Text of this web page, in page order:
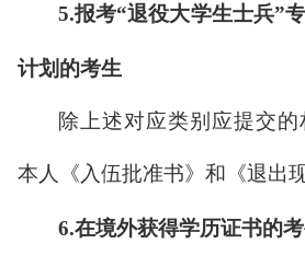
5.报考“退役大学生士兵”
计划的考生
除上述对应类别应提交
本人《入伍批准书》和《退出
6.在境外获得学历证书的